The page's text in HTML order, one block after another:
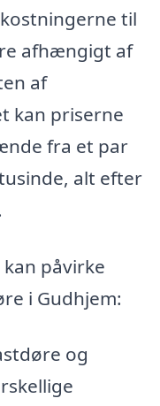
til
afhængigt af
af
kan priserne
fra et par
alt efter
påvirke
i Gudhjem:
og